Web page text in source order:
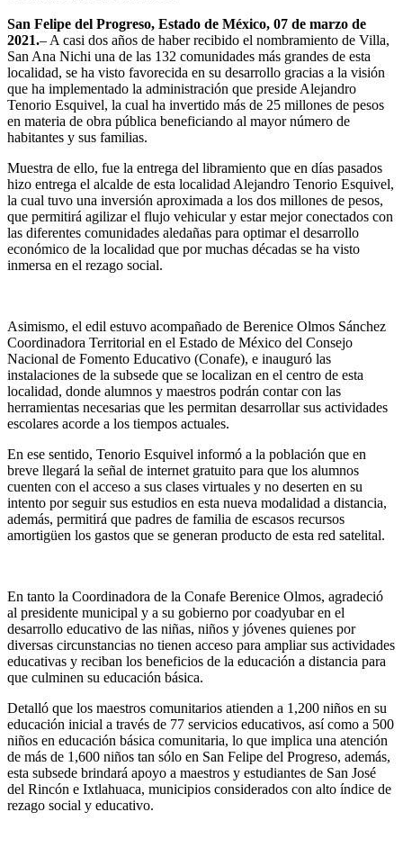
San Felipe del Progreso, Estado de México, 07 de marzo de
2021.– A casi dos años de haber recibido el nombramiento de Villa,
San Ana Nichi una de las 132 comunidades más grandes de esta
localidad, se ha visto favorecida en su desarrollo gracias a la visión
que ha implementado la administración que preside Alejandro
Tenorio Esquivel, la cual ha invertido más de 25 millones de pesos
en materia de obra pública beneficiando al mayor número de
habitantes y sus familias.
Muestra de ello, fue la entrega del libramiento que en días pasados
hizo entrega el alcalde de esta localidad Alejandro Tenorio Esquivel,
la cual tuvo una inversión aproximada a los dos millones de pesos,
que permitirá agilizar el flujo vehicular y estar mejor conectados con
las diferentes comunidades aledañas para optimar el desarrollo
económico de la localidad que por muchas décadas se ha visto
inmersa en el rezago social.
Asimismo, el edil estuvo acompañado de Berenice Olmos Sánchez
Coordinadora Territorial en el Estado de México del Consejo
Nacional de Fomento Educativo (Conafe), e inauguró las
instalaciones de la subsede que se localizan en el centro de esta
localidad, donde alumnos y maestros podrán contar con las
herramientas necesarias que les permitan desarrollar sus actividades
escolares acorde a los tiempos actuales.
En ese sentido, Tenorio Esquivel informó a la población que en
breve llegará la señal de internet gratuito para que los alumnos
cuenten con el acceso a sus clases virtuales y no deserten en su
intento por seguir sus estudios en esta nueva modalidad a distancia,
además, permitirá que padres de familia de escasos recursos
amortigüen los gastos que se generan producto de esta red satelital.
En tanto la Coordinadora de la Conafe Berenice Olmos, agradeció
al presidente municipal y a su gobierno por coadyubar en el
desarrollo educativo de las niñas, niños y jóvenes quienes por
diversas circunstancias no tienen acceso para ampliar sus actividades
educativas y reciban los beneficios de la educación a distancia para
que culminen su educación básica.
Detalló que los maestros comunitarios atienden a 1,200 niños en su
educación inicial a través de 77 servicios educativos, así como a 500
niños en educación básica comunitaria, lo que implica una atención
de más de 1,600 niños tan sólo en San Felipe del Progreso, además,
esta subsede brindará apoyo a maestros y estudiantes de San José
del Rincón e Ixtlahuaca, municipios considerados con alto índice de
rezago social y educativo.